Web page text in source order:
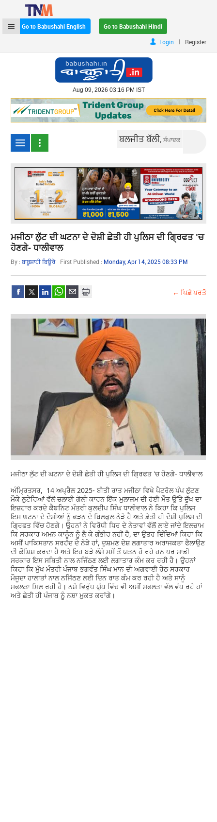
Go to Babushahi English
Go to Babushahi Hindi
Login
| Register
Aug 09, 2026 03:16 PM IST
ਬਲਜੀਤ ਬੱਲੀ,ਸੰਪਾਦਕ
ਮਜੀਠਾ ਲੁੱਟ ਦੀ ਘਟਨਾ ਦੇ ਦੋਸ਼ੀ ਛੇਤੀ ਹੀ ਪੁਲਿਸ ਦੀ ਗ੍ਰਿਫਤ 'ਚ
ਹੋਣਗੇ- ਧਾਲੀਵਾਲ
By :ਬਾਬੂਸ਼ਾਹੀ ਬਿਊਰੋ First Published : Monday, Apr 14, 2025 08:33 PM
← ਪਿਛੇ ਪਰਤੋ
ਮਜੀਠਾ ਲੁੱਟ ਦੀ ਘਟਨਾ ਦੇ ਦੋਸ਼ੀ ਛੇਤੀ ਹੀ ਪੁਲਿਸ ਦੀ ਗ੍ਰਿਫਤ 'ਚ ਹੋਣਗੇ- ਧਾਲੀਵਾਲ
ਅੰਮ੍ਰਿਤਸਰ, 14 ਅਪ੍ਰੈਲ 2025- ਬੀਤੀ ਰਾਤ ਮਜੀਠਾ ਵਿਖੇ ਪੈਟਰੋਲ ਪੰਪ ਲੁੱਟਣ
ਮੌਕੇ ਲੁਟੇਰਿਆਂ ਵੱਲੋਂ ਚਲਾਈ ਗੋਲੀ ਕਾਰਨ ਇੱਕ ਮੁਲਾਜ਼ਮ ਦੀ ਹੋਈ ਮੌਤ ਉੱਤੇ ਦੁੱਖ ਦਾ
ਇਜ਼ਹਾਰ ਕਰਦੇ ਕੈਬਨਿਟ ਮੰਤਰੀ ਕੁਲਦੀਪ ਸਿੰਘ ਧਾਲੀਵਾਲ ਨੇ ਕਿਹਾ ਕਿ ਪੁਲਿਸ
ਇਸ ਘਟਨਾ ਦੇ ਦੋਸ਼ੀਆਂ ਨੂੰ ਫੜਨ ਦੇ ਬਿਲਕੁਲ ਨੇੜੇ ਹੈ ਅਤੇ ਛੇਤੀ ਹੀ ਦੋਸ਼ੀ ਪੁਲਿਸ ਦੀ
ਗ੍ਰਿਫਤ ਵਿੱਚ ਹੋਣਗੇ। ਉਹਨਾਂ ਨੇ ਵਿਰੋਧੀ ਧਿਰ ਦੇ ਨੇਤਾਵਾਂ ਵੱਲੋਂ ਲਾਏ ਜਾਂਦੇ ਇਲਜ਼ਾਮ
ਕਿ ਸਰਕਾਰ ਅਮਨ ਕਾਨੂੰਨ ਨੂੰ ਲੈ ਕੇ ਗੰਭੀਰ ਨਹੀਂ ਹੈ, ਦਾ ਉਤਰ ਦਿੰਦਿਆਂ ਕਿਹਾ ਕਿ
ਅਸੀਂ ਪਾਕਿਸਤਾਨ ਸਰਹੱਦ ਦੇ ਨੇੜੇ ਹਾਂ, ਦੁਸ਼ਮਣ ਦੇਸ਼ ਲਗਾਤਾਰ ਅਰਾਜਕਤਾ ਫੈਲਾਉਣ
ਦੀ ਕੋਸ਼ਿਸ਼ ਕਰਦਾ ਹੈ ਅਤੇ ਇਹ ਬੜੇ ਲੰਮੇ ਸਮੇਂ ਤੋਂ ਯਤਨ ਹੋ ਰਹੇ ਹਨ ਪਰ ਸਾਡੀ
ਸਰਕਾਰ ਇਸ ਸਥਿਤੀ ਨਾਲ ਨਜਿੱਠਣ ਲਈ ਲਗਾਤਾਰ ਕੰਮ ਕਰ ਰਹੀ ਹੈ। ਉਹਨਾਂ
ਕਿਹਾ ਕਿ ਮੁੱਖ ਮੰਤਰੀ ਪੰਜਾਬ ਭਗਵੰਤ ਸਿੰਘ ਮਾਨ ਦੀ ਅਗਵਾਈ ਹੇਠ ਸਰਕਾਰ
ਮੌਜੂਦਾ ਹਾਲਾਤਾਂ ਨਾਲ ਨਜਿੱਠਣ ਲਈ ਦਿਨ ਰਾਤ ਕੰਮ ਕਰ ਰਹੀ ਹੈ ਅਤੇ ਸਾਨੂੰ
ਸਫਲਤਾ ਮਿਲ ਰਹੀ ਹੈ। ਨਸ਼ੇ ਵਿਰੁੱਧ ਯੁੱਧ ਵਿੱਚ ਵੀ ਅਸੀਂ ਸਫਲਤਾ ਵੱਲ ਵੱਧ ਰਹੇ ਹਾਂ
ਅਤੇ ਛੇਤੀ ਹੀ ਪੰਜਾਬ ਨੂੰ ਨਸ਼ਾ ਮੁਕਤ ਕਰਾਂਗੇ।